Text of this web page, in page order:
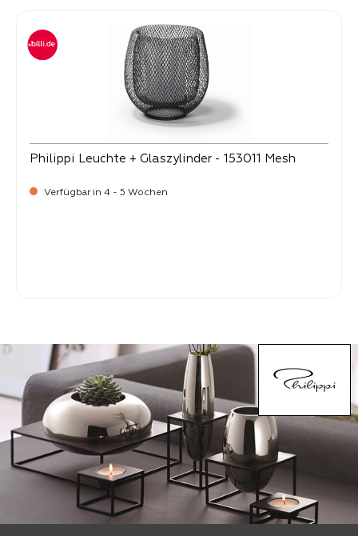
Philippi Leuchte + Glaszylinder - 153011 Mesh
Verfügbar in 4 - 5 Wochen